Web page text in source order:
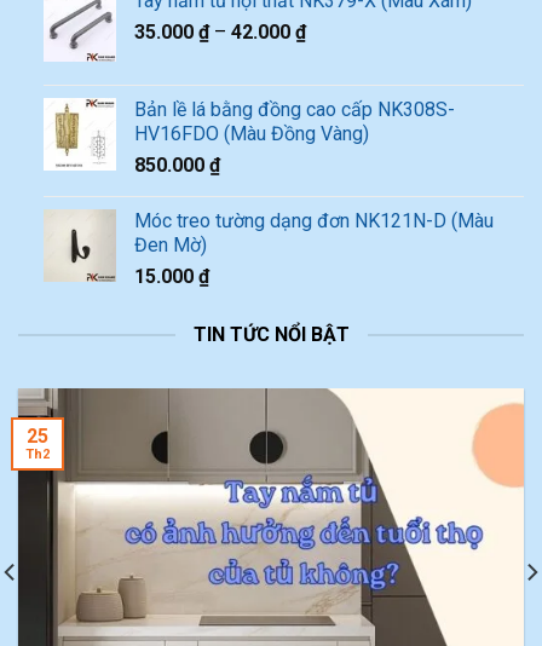
35.000 ₫– 42.000 ₫
Bản lề lá bằng đồng cao cấp NK308S-
HV16FDO (Màu Đồng Vàng)
850.000 ₫
Móc treo tường dạng đơn NK121N-D (Màu
Đen Mờ)
15.000 ₫
TIN TỨC NỔI BẬT
25
Th2